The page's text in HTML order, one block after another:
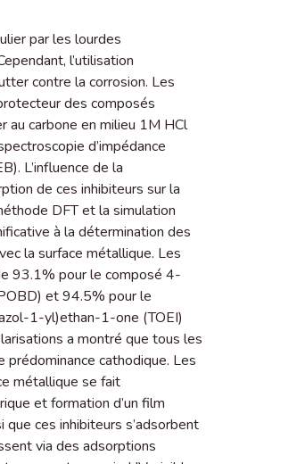
par les lourdes
l’utilisation
contre la corrosion. Les
des composés
au carbone en milieu 1M HCl
d’impédance
L’influence de la
de ces inhibiteurs sur la
DFT et la simulation
à la détermination des
la surface métallique. Les
93.1% pour le composé 4-
et 94.5% pour le
1-yl)ethan-1-one (TOEI)
a montré que tous les
cathodique. Les
métallique se fait
et formation d’un film
ces inhibiteurs s’adsorbent
via des adsorptions